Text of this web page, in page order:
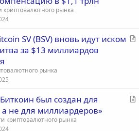
я
криптовалютного рынка
С
SV (BSV) вновь идут иском
за $13 миллиардов
рынка
С
был создан для
не для миллиардеров»
криптовалютного рынка